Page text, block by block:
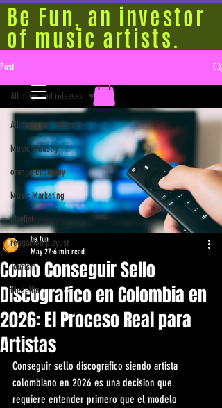
Be Fun, an investor
of music artists.
Post
All blogs and releases
Music Industry
orange economy
Music Marketing
playlist
reggaeton playlist
Tourism
Medellín
All blogs and releases
Como Conseguir Sello
Discografico en Colombia en
2026: El Proceso Real para
Artistas
be fun
May 27 6 min read
Conseguir sello discografico siendo artista
colombiano en 2026 es una decision que
requiere entender primero que el modelo